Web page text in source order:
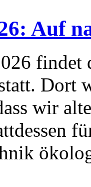
Auf
findet
Dort
wir